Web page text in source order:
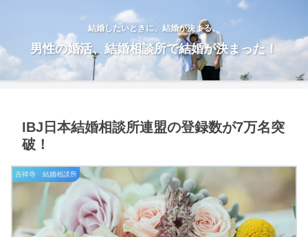
結婚したいときに、結婚が決まる。
男性の婚活、結婚相談所で結婚が決まった！
IBJ日本結婚相談所連盟の登録数が7万名突
破！
吉祥寺 結婚相談所